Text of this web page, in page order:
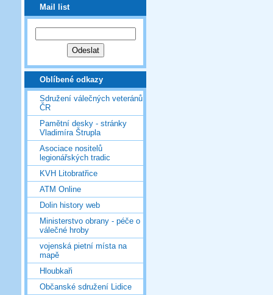
Mail list
Oblíbené odkazy
Sdružení válečných veteránů
ČR
Pamětní desky - stránky
Vladimíra Štrupla
Asociace nositelů
legionářských tradic
KVH Litobratřice
ATM Online
Dolin history web
Ministerstvo obrany - péče o
válečné hroby
vojenská pietní místa na
mapě
Hloubkaři
Občanské sdružení Lidice